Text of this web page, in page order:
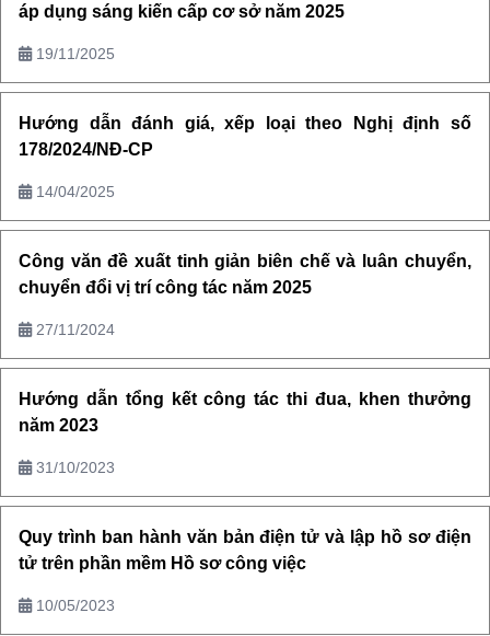
áp dụng sáng kiến cấp cơ sở năm 2025
19/11/2025
Hướng dẫn đánh giá, xếp loại theo Nghị định số
178/2024/NĐ-CP
14/04/2025
Công văn đề xuất tinh giản biên chế và luân chuyển,
chuyển đổi vị trí công tác năm 2025
27/11/2024
Hướng dẫn tổng kết công tác thi đua, khen thưởng
năm 2023
31/10/2023
Quy trình ban hành văn bản điện tử và lập hồ sơ điện
tử trên phần mềm Hồ sơ công việc
10/05/2023